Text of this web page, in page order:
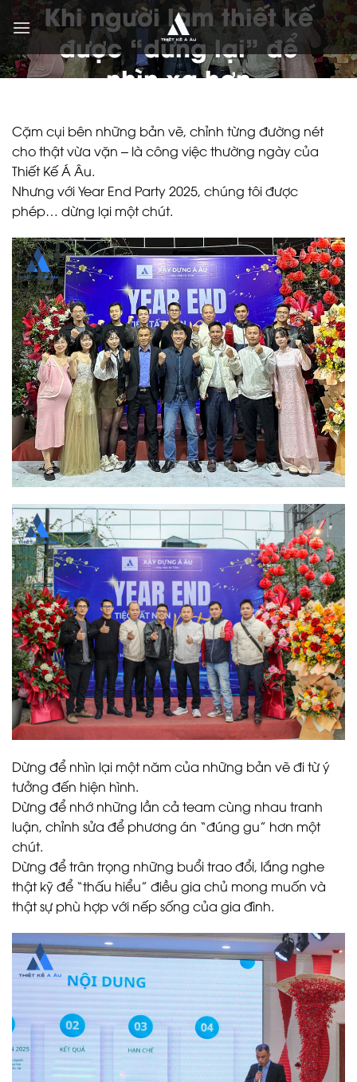
qua
nội
dung
Khi người làm thiết kế
được “dừng lại” để
nhìn xa hơn
ĐĂNG VÀO4 THÁNG 2, 2026 BỞIADMIN
Cặm cụi bên những bản vẽ, chỉnh từng đường nét
cho thật vừa vặn – là công việc thường ngày của
Thiết Kế Á Âu.
Nhưng với Year End Party 2025, chúng tôi được
phép… dừng lại một chút.
Dừng để nhìn lại một năm của những bản vẽ đi từ ý
tưởng đến hiện hình.
Dừng để nhớ những lần cả team cùng nhau tranh
luận, chỉnh sửa để phương án “đúng gu” hơn một
chút.
Dừng để trân trọng những buổi trao đổi, lắng nghe
thật kỹ để “thấu hiểu” điều gia chủ mong muốn và
thật sự phù hợp với nếp sống của gia đình.